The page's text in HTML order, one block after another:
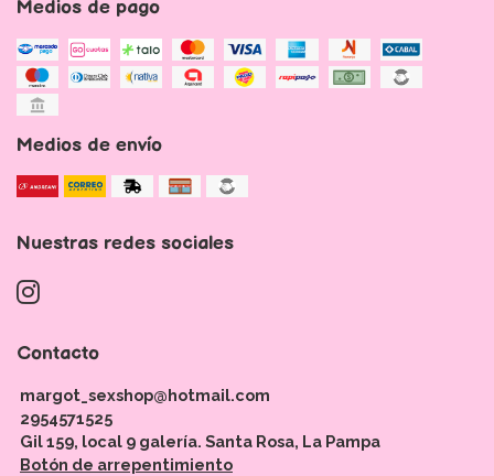
Medios de pago
Medios de envío
Nuestras redes sociales
Contacto
margot_sexshop@hotmail.com
2954571525
Gil 159, local 9 galería. Santa Rosa, La Pampa
Botón de arrepentimiento